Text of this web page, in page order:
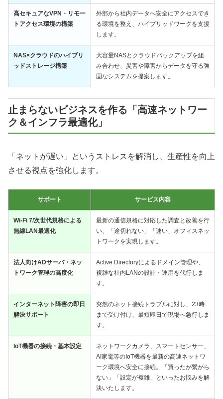
高セキュアなVPN・リモー
トアクセス環境の構築
外部から社内データへ安全にアクセスでき
る環境を整え、ハイブリッドワークを支援
します。
NAS×クラウドのハイブリ
ッドストレージ構築
大容量NASとクラウドバックアップを組
み合わせ、災害や障害からデータを守る強
固なシステムを提案します。
止まらないビジネスを作る「高速ネットワー
ク＆インフラ最適化」
「ネットが遅い」というストレスを解消し、生産性を向上
させる視点を強化します。
サポート サービス内容
Wi-Fi 7/次世代規格による
無線LAN最適化
最新の通信規格に対応した調査と改善を行
い、「途切れない」「速い」オフィスネッ
トワークを実現します。
法人向けADサーバ・ネッ
トワーク管理の高度化
Active Directoryによるドメイン管理や、
複雑な社内LANの設計・運用を代行しま
す。
インターネット障害の即日
解決サポート
突然のネット接続トラブルに対し、23時
まで受け付け、最短即日で現場へ急行しま
す。
IoT機器の接続・基本設定
ネットワークカメラ、スマートセンサー、
AI家電等のIoT機器を最新の高速ネットワ
ーク環境へ安全に接続。「買ったが繋がら
ない」「設定が複雑」といったお悩みを解
決いたします。